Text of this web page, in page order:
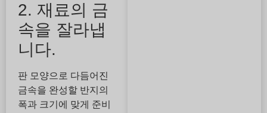
2. 재료의 금
속을 잘라냅
니다.
판 모양으로 다듬어진
금속을 완성할 반지의
폭과 크기에 맞게 준비